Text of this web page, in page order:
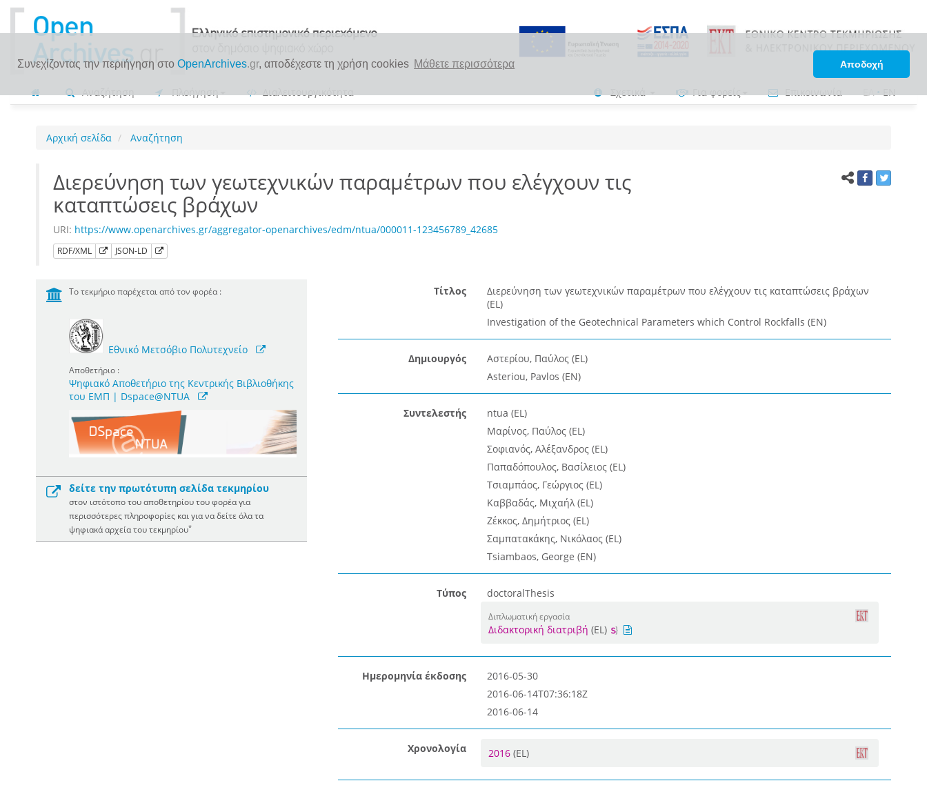
Συνεχίζοντας την περιήγηση στο OpenArchives.gr, αποδέχεστε τη χρήση cookies Μάθετε περισσότερα Αποδοχή
Αναζήτηση Πλοήγηση Διαλειτουργικότητα Σχετικά Για φορείς Επικοινωνία ΕΛ•EN
Αρχική σελίδα Αναζήτηση
Διερεύνηση των γεωτεχνικών παραμέτρων που ελέγχουν τις
καταπτώσεις βράχων
URI: https://www.openarchives.gr/aggregator-openarchives/edm/ntua/000011-123456789_42685
RDF/XML JSON-LD
Το τεκμήριο παρέχεται από τον φορέα :
Εθνικό Μετσόβιο Πολυτεχνείο
Αποθετήριο :
Ψηφιακό Αποθετήριο της Κεντρικής Βιβλιοθήκης
του ΕΜΠ | Dspace@NTUA
δείτε την πρωτότυπη σελίδα τεκμηρίου
στον ιστότοπο του αποθετηρίου του φορέα για
περισσότερες πληροφορίες και για να δείτε όλα τα
ψηφιακά αρχεία του τεκμηρίου*
Τίτλος
Διερεύνηση των γεωτεχνικών παραμέτρων που ελέγχουν τις καταπτώσεις βράχων
(EL)
Investigation of the Geotechnical Parameters which Control Rockfalls (EN)
Δημιουργός
Αστερίου, Παύλος (EL)
Asteriou, Pavlos (EN)
Συντελεστής
ntua (EL)
Μαρίνος, Παύλος (EL)
Σοφιανός, Αλέξανδρος (EL)
Παπαδόπουλος, Βασίλειος (EL)
Τσιαμπάος, Γεώργιος (EL)
Καββαδάς, Μιχαήλ (EL)
Ζέκκος, Δημήτριος (EL)
Σαμπατακάκης, Νικόλαος (EL)
Tsiambaos, George (EN)
Τύπος doctoralThesis
Διπλωματική εργασία
Διδακτορική διατριβή (EL)
Ημερομηνία έκδοσης
2016-05-30
2016-06-14T07:36:18Z
2016-06-14
Χρονολογία 2016 (EL)